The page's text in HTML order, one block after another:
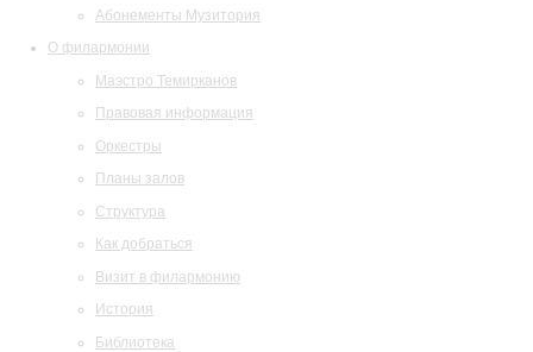
Абонементы Музитория
О филармонии
Маэстро Темирканов
Правовая информация
Оркестры
Планы залов
Структура
Как добраться
Визит в филармонию
История
Библиотека